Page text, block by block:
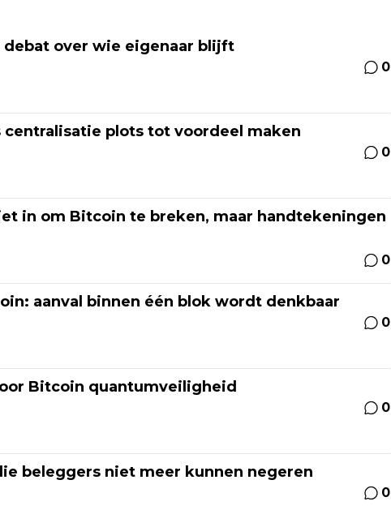
over wie eigenaar blijft
0
centralisatie plots tot voordeel maken
0
in om Bitcoin te breken, maar handtekeningen
0
aanval binnen één blok wordt denkbaar
0
Bitcoin quantumveiligheid
0
beleggers niet meer kunnen negeren
0